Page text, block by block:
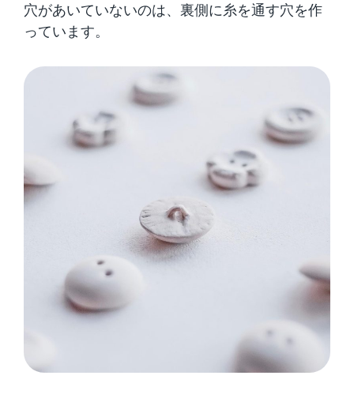
穴があいていないのは、裏側に糸を通す穴を作
っています。